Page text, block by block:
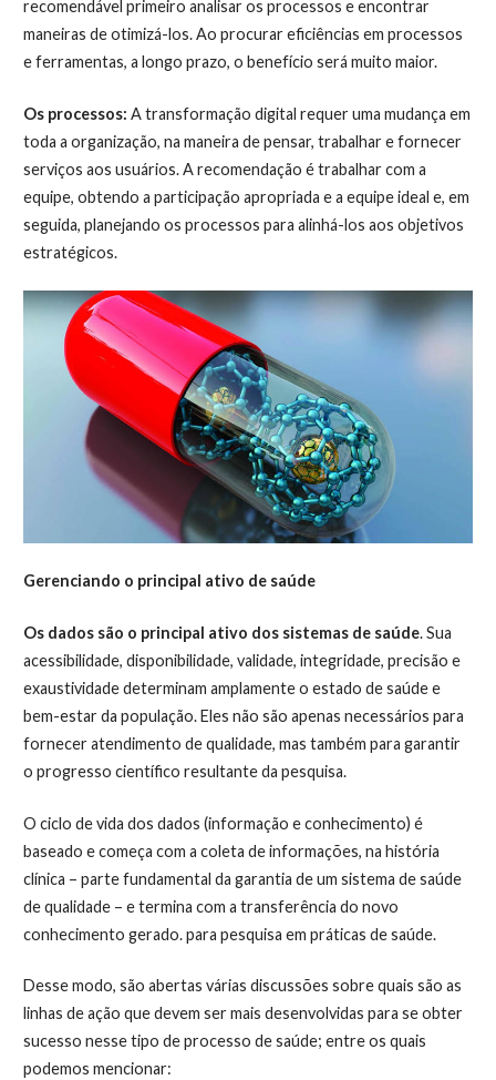
recomendável primeiro analisar os processos e encontrar
maneiras de otimizá-los. Ao procurar eficiências em processos
e ferramentas, a longo prazo, o benefício será muito maior.
Os processos: A transformação digital requer uma mudança em
toda a organização, na maneira de pensar, trabalhar e fornecer
serviços aos usuários. A recomendação é trabalhar com a
equipe, obtendo a participação apropriada e a equipe ideal e, em
seguida, planejando os processos para alinhá-los aos objetivos
estratégicos.
Gerenciando o principal ativo de saúde
Os dados são o principal ativo dos sistemas de saúde. Sua
acessibilidade, disponibilidade, validade, integridade, precisão e
exaustividade determinam amplamente o estado de saúde e
bem-estar da população. Eles não são apenas necessários para
fornecer atendimento de qualidade, mas também para garantir
o progresso científico resultante da pesquisa.
O ciclo de vida dos dados (informação e conhecimento) é
baseado e começa com a coleta de informações, na história
clínica – parte fundamental da garantia de um sistema de saúde
de qualidade – e termina com a transferência do novo
conhecimento gerado. para pesquisa em práticas de saúde.
Desse modo, são abertas várias discussões sobre quais são as
linhas de ação que devem ser mais desenvolvidas para se obter
sucesso nesse tipo de processo de saúde; entre os quais
podemos mencionar: